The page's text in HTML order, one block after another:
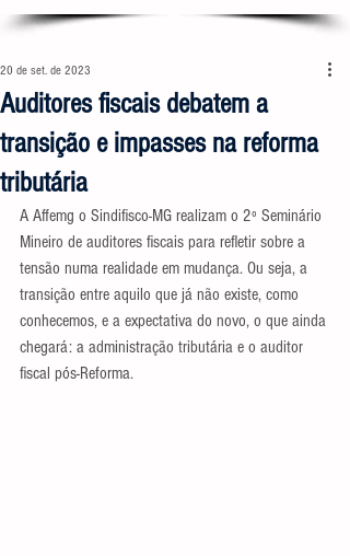
Auditores fiscais debatem a
transição e impasses na reforma
tributária
20 de set. de 2023
A Affemg o Sindifisco-MG realizam o 2º Seminário
Mineiro de auditores fiscais para refletir sobre a
tensão numa realidade em mudança. Ou seja, a
transição entre aquilo que já não existe, como
conhecemos, e a expectativa do novo, o que ainda
chegará: a administração tributária e o auditor
fiscal pós-Reforma.